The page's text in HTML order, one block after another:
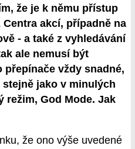
že je k němu přístup
akcí, případně na
- a také z vyhledávání
ale nemusí být
přepínače vždy snadné,
stejně jako v minulých
režim, God Mode. Jak
že ono výše uvedené